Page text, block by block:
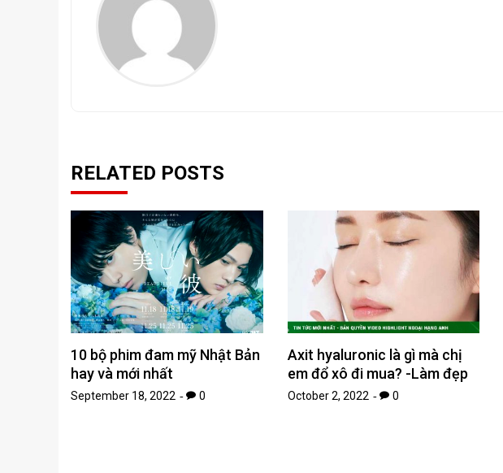
RELATED POSTS
10 bộ phim đam mỹ Nhật Bản
hay và mới nhất
September 18, 2022 0
Axit hyaluronic là gì mà chị
em đổ xô đi mua? -Làm đẹp
October 2, 2022 0